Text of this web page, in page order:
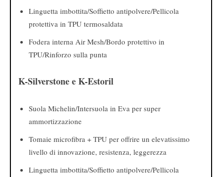
Linguetta imbottita/Soffietto antipolvere/Pellicola
protettiva in TPU termosaldata
Fodera interna Air Mesh/Bordo protettivo in
TPU/Rinforzo sulla punta
K-Silverstone e K-Estoril
Suola Michelin/Intersuola in Eva per super
ammortizzazione
Tomaie microfibra + TPU per offrire un elevatissimo
livello di innovazione, resistenza, leggerezza
Linguetta imbottita/Soffietto antipolvere/Pellicola